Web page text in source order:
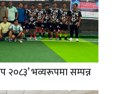
भव्यरूपमा सम्पन्न